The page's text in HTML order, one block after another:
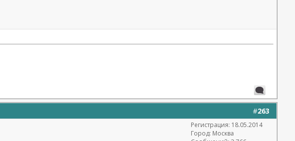
#263
Регистрация: 18.05.2014
Город: Москва